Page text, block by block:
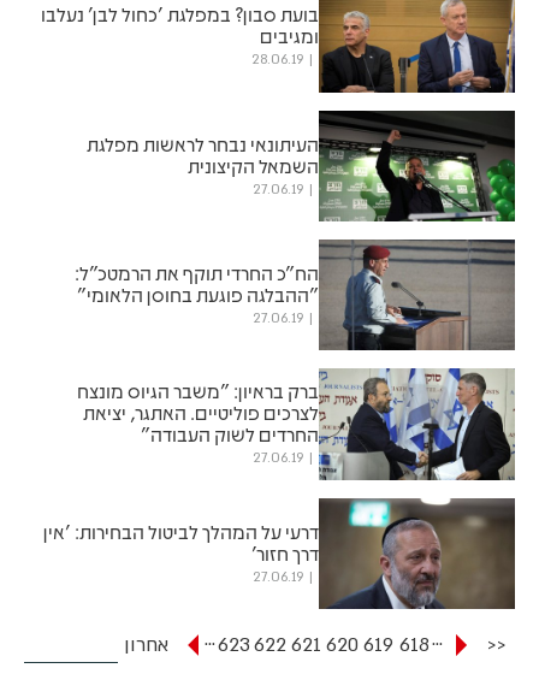
בועת סבון? במפלגת 'כחול לבן' נעלבו
ומגיבים
28.06.19
העיתונאי נבחר לראשות מפלגת
השמאל הקיצונית
27.06.19
הח״כ החרדי תוקף את הרמטכ״ל:
"ההבלגה פוגעת בחוסן הלאומי"
27.06.19
ברק בראיון: ״משבר הגיוס מונצח
לצרכים פוליטיים. האתגר, יציאת
החרדים לשוק העבודה״
27.06.19
דרעי על המהלך לביטול הבחירות: 'אין
דרך חזור'
27.06.19
<<
...
618
619
620
621
622
623
... אחרון